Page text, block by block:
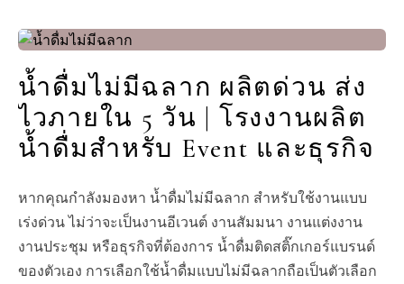
น้ำดื่มไม่มีฉลาก ผลิตด่วน ส่ง
ไวภายใน 5 วัน | โรงงานผลิต
น้ำดื่มสำหรับ Event และธุรกิจ
หากคุณกำลังมองหา น้ำดื่มไม่มีฉลาก สำหรับใช้งานแบบ
เร่งด่วน ไม่ว่าจะเป็นงานอีเวนต์ งานสัมมนา งานแต่งงาน
งานประชุม หรือธุรกิจที่ต้องการ น้ำดื่มติดสติ๊กเกอร์แบรนด์
ของตัวเอง การเลือกใช้น้ำดื่มแบบไม่มีฉลากถือเป็นตัวเลือก